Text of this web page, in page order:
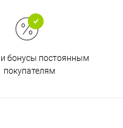
бонусы постоянным
покупателям